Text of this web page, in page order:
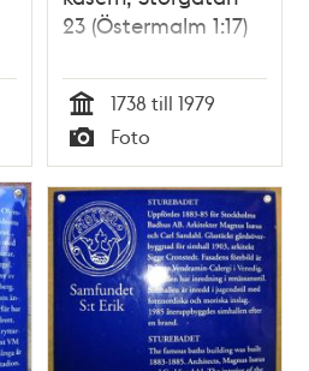
23 (Östermalm 1:17)
Tid
1738 till 1979
Typ
Foto